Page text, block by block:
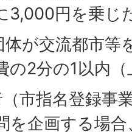
3,000円を乗じ
が交流都市等
の2分の1以内
市指名登録事
を企画する場